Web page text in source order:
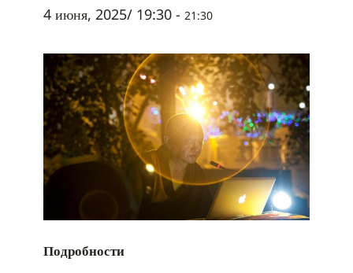
4 июня, 2025/ 19:30 - 21:30
Подробности